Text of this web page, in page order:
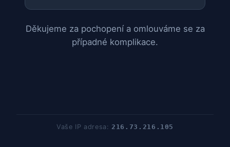
Děkujeme za pochopení a omlouváme se za
případné komplikace.
Vaše IP adresa:216.73.216.105